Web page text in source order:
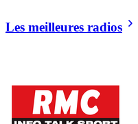
Les meilleures radios